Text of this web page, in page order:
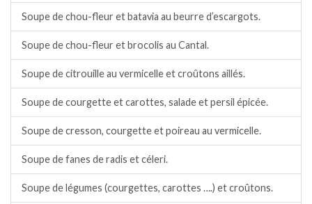
Soupe de chou-fleur et batavia au beurre d’escargots.
Soupe de chou-fleur et brocolis au Cantal.
Soupe de citrouille au vermicelle et croûtons aillés.
Soupe de courgette et carottes, salade et persil épicée.
Soupe de cresson, courgette et poireau au vermicelle.
Soupe de fanes de radis et céleri.
Soupe de légumes (courgettes, carottes ….) et croûtons.